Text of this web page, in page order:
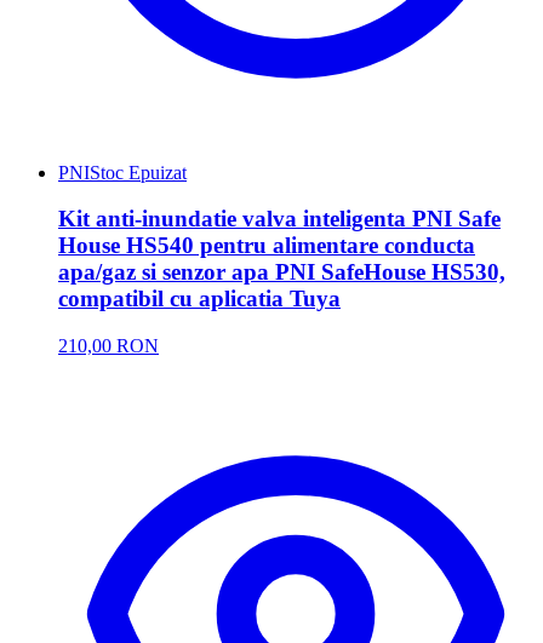
PNIStoc Epuizat
Kit anti-inundatie valva inteligenta PNI Safe
House HS540 pentru alimentare conducta
apa/gaz si senzor apa PNI SafeHouse HS530,
compatibil cu aplicatia Tuya
210,00 RON